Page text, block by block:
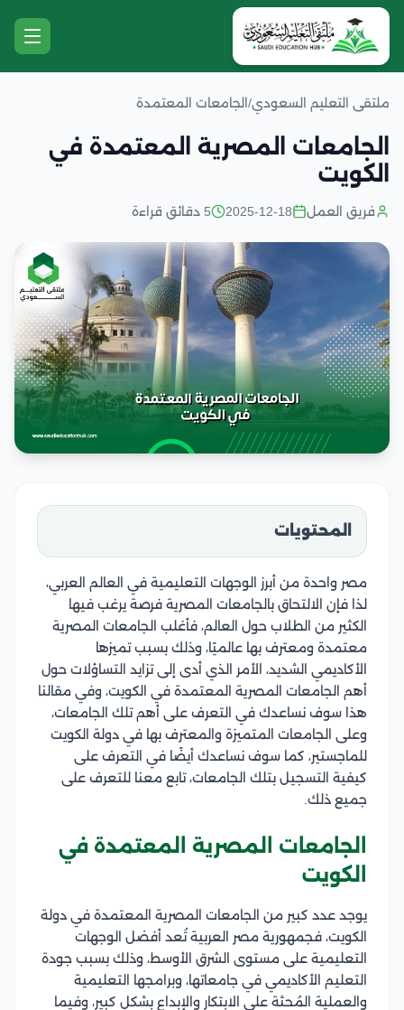
ملتقى التعليم السعودي/ الجامعات المعتمدة
الجامعات المصرية المعتمدة في
الكويت
فريق العمل 2025-12-18 5 دقائق قراءة
المحتويات
مصر واحدة من أبرز الوجهات التعليمية في العالم العربي،
لذا فإن الالتحاق بالجامعات المصرية فرصة يرغب فيها
الكثير من الطلاب حول العالم، فأغلب الجامعات المصرية
معتمدة ومعترف بها عالميًا، وذلك بسبب تميزها
الأكاديمي الشديد، الأمر الذي أدى إلى تزايد التساؤلات حول
أهم الجامعات المصرية المعتمدة في الكويت، وفي مقالنا
هذا سوف نساعدك في التعرف على أهم تلك الجامعات،
وعلى الجامعات المتميزة والمعترف بها في دولة الكويت
للماجستير، كما سوف نساعدك أيضًا في التعرف على
كيفية التسجيل بتلك الجامعات، تابع معنا للتعرف على
جميع ذلك.
الجامعات المصرية المعتمدة في
الكويت
يوجد عدد كبير من الجامعات المصرية المعتمدة في دولة
الكويت، فجمهورية مصر العربية تُعد أفضل الوجهات
التعليمية على مستوى الشرق الأوسط، وذلك بسبب جودة
التعليم الأكاديمي في جامعاتها، وبرامجها التعليمية
والعملية المُحثة على الابتكار والإبداع بشكل كبير، وفيما